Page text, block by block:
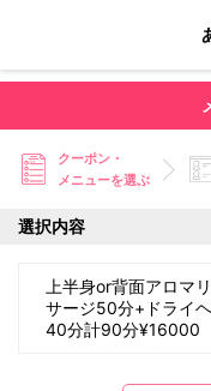
クーポン・
メニューを選ぶ
選択内容
上半身or背面アロマ
サージ50分+ドライ
40分計90分¥16000